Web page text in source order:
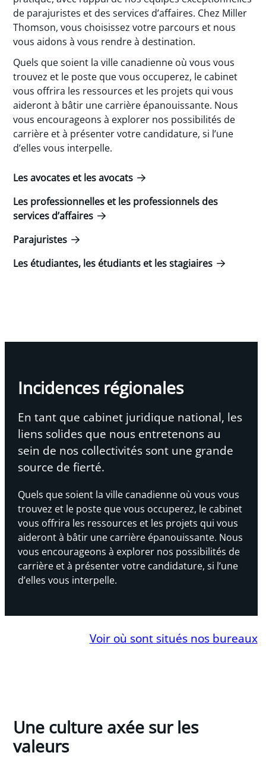
de parajuristes et des services d’affaires. Chez Miller
Thomson, vous choisissez votre parcours et nous
vous aidons à vous rendre à destination.
Quels que soient la ville canadienne où vous vous
trouvez et le poste que vous occuperez, le cabinet
vous offrira les ressources et les projets qui vous
aideront à bâtir une carrière épanouissante. Nous
vous encourageons à explorer nos possibilités de
carrière et à présenter votre candidature, si l’une
d’elles vous interpelle.
Les avocates et les avocats
Les professionnelles et les professionnels des
services d’affaires
Parajuristes
Les étudiantes, les étudiants et les stagiaires
Incidences régionales
En tant que cabinet juridique national, les
liens solides que nous entretenons au
sein de nos collectivités sont une grande
source de fierté.
Quels que soient la ville canadienne où vous vous
trouvez et le poste que vous occuperez, le cabinet
vous offrira les ressources et les projets qui vous
aideront à bâtir une carrière épanouissante. Nous
vous encourageons à explorer nos possibilités de
carrière et à présenter votre candidature, si l’une
d’elles vous interpelle.
Voir où sont situés nos bureaux
Une culture axée sur les
valeurs